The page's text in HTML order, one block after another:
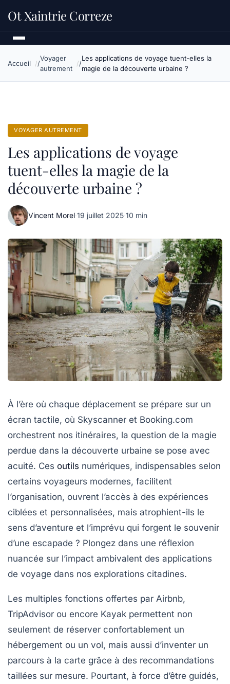
Ot Xaintrie Correze
Accueil
Voyager
autrement
Les applications de voyage tuent-elles la
magie de la découverte urbaine ?
VOYAGER AUTREMENT
Les applications de voyage
tuent-elles la magie de la
découverte urbaine ?
Vincent Morel·19 juillet 2025·10 min
À l’ère où chaque déplacement se prépare sur un
écran tactile, où Skyscanner et Booking.com
orchestrent nos itinéraires, la question de la magie
perdue dans la découverte urbaine se pose avec
acuité. Ces outils numériques, indispensables selon
certains voyageurs modernes, facilitent
l’organisation, ouvrent l’accès à des expériences
ciblées et personnalisées, mais atrophient-ils le
sens d’aventure et l’imprévu qui forgent le souvenir
d’une escapade ? Plongez dans une réflexion
nuancée sur l’impact ambivalent des applications
de voyage dans nos explorations citadines.
Les multiples fonctions offertes par Airbnb,
TripAdvisor ou encore Kayak permettent non
seulement de réserver confortablement un
hébergement ou un vol, mais aussi d’inventer un
parcours à la carte grâce à des recommandations
taillées sur mesure. Pourtant, à force d’être guidés,